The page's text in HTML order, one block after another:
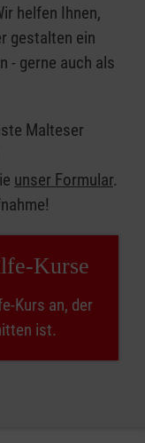
helfen Ihnen,
gestalten ein
- gerne auch als
Malteser
unser Formular.
Kurse
Kurs an, der
ist.